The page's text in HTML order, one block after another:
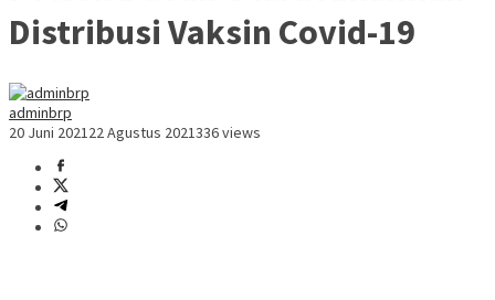
Distribusi Vaksin Covid-19
adminbrp
20 Juni 202122 Agustus 2021336 views